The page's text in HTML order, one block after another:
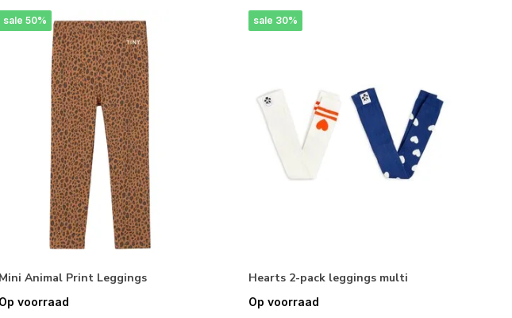
sale 50%
Mini Animal Print Leggings
Op voorraad
sale 30%
Hearts 2-pack leggings multi
Op voorraad